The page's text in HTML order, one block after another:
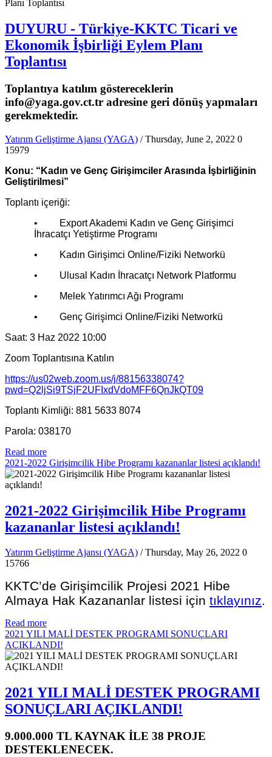
DUYURU - Türkiye-KKTC Ticari ve
Ekonomik İşbirliği Eylem Planı
Toplantısı
Toplantıya katılım göstereceklerin
info@yaga.gov.ct.tr adresine geri dönüş yapmaları
gerekmektedir.
Yatırım Geliştirme Ajansı (YAGA) / Thursday, June 2, 2022 0
15979
Konu: “Kadın ve Genç Girişimciler Arasında İşbirliğinin
Geliştirilmesi”
Toplantı içeriği:
• Export Akademi Kadın ve Genç Girişimci
İhracatçı Yetiştirme Programı
• Kadın Girişimci Online/Fiziki Networkü
• Ulusal Kadın İhracatçı Network Platformu
• Melek Yatırımcı Ağı Programı
• Genç Girişimci Online/Fiziki Networkü
Saat: 3 Haz 2022 10:00
Zoom Toplantısına Katılın
https://us02web.zoom.us/j/88156338074?
pwd=Q2ljSi9TSjF2UFIxdVdoMFF6QnJkQT09
Toplantı Kimliği: 881 5633 8074
Parola: 038170
Read more
2021-2022 Girişimcilik Hibe Programı kazananlar listesi açıklandı!
2021-2022 Girişimcilik Hibe Programı
kazananlar listesi açıklandı!
Yatırım Geliştirme Ajansı (YAGA) / Thursday, May 26, 2022 0
15766
KKTC’de Girişimcilik Projesi 2021 Hibe
Almaya Hak Kazananlar listesi için tıklayınız.
Read more
2021 YILI MALİ DESTEK PROGRAMI SONUÇLARI
AÇIKLANDI!
2021 YILI MALİ DESTEK PROGRAMI
SONUÇLARI AÇIKLANDI!
9.000.000 TL KAYNAK İLE 38 PROJE
DESTEKLENECEK.